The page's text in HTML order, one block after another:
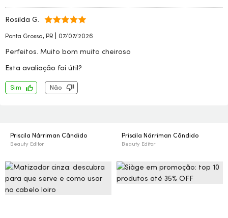
Rosilda G.
Ponta Grossa, PR | 07/07/2026
Perfeitos. Muito bom muito cheiroso
Esta avaliação foi útil?
Sim Não
Priscila Nárriman Cândido
Beauty Editor
Priscila Nárriman Cândido
Beauty Editor